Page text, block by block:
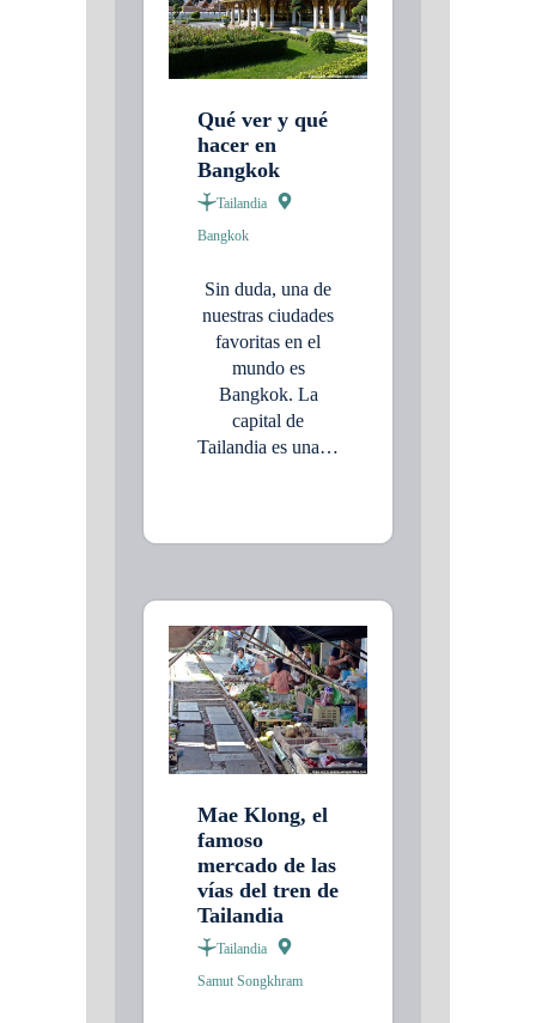
Qué ver y qué
hacer en
Bangkok
Tailandia
Bangkok
Sin duda, una de
nuestras ciudades
favoritas en el
mundo es
Bangkok. La
capital de
Tailandia es una…
Mae Klong, el
famoso
mercado de las
vías del tren de
Tailandia
Tailandia
Samut Songkhram